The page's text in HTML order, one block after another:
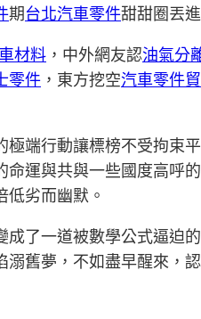
期台北汽車零件甜甜圈丟
材料 ，中外網友認油氣分
零件 ，東方挖空汽車零件
端行動讓標榜不受拘束
運與共與一些國度高呼
劣而幽默。
成了一道被數學公式逼迫
舊夢，不如盡早醒來，